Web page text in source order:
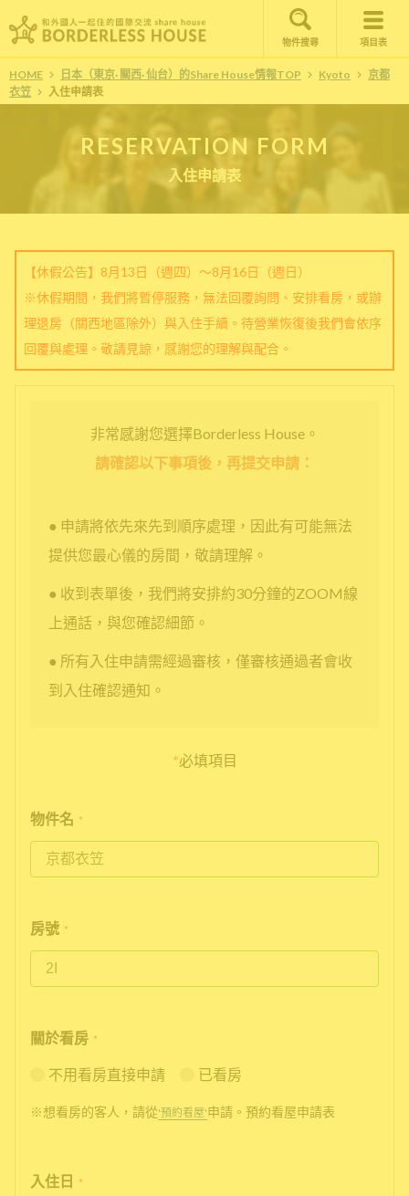
物件搜尋 項目表
HOME 日本（東京· 關西· 仙台）的Share House情報TOP Kyoto
京都
衣笠
入住申請表
RESERVATION FORM
入住申請表
【休假公告】8月13日（週四）～8月16日（週日）
※休假期間，我們將暫停服務，無法回覆詢問、安排看房，或辦
理退房（關西地區除外）與入住手續。待營業恢復後我們會依序
回覆與處理。敬請見諒，感謝您的理解與配合。
非常感謝您選擇Borderless House。
請確認以下事項後，再提交申請：
● 申請將依先來先到順序處理，因此有可能無法
提供您最心儀的房間，敬請理解。
● 收到表單後，我們將安排約30分鐘的ZOOM線
上通話，與您確認細節。
● 所有入住申請需經過審核，僅審核通過者會收
到入住確認通知。
*必填項目
物件名 *
房號 *
關於看房 *
不用看房直接申請 已看房
※想看房的客人，請從'預約看屋'申請。預約看屋申請表
入住日 *